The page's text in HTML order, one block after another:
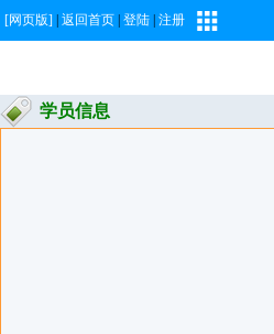
[网页版] 返回首页 登陆 注册
学员信息